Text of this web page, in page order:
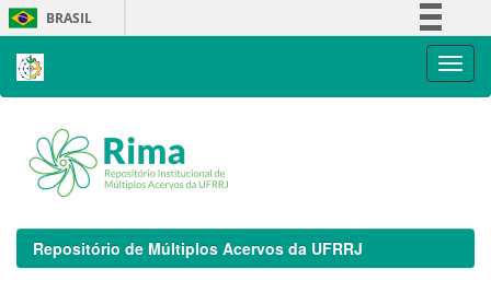
Skip
navigation
BRASIL
Repositório de Múltiplos Acervos da UFRRJ